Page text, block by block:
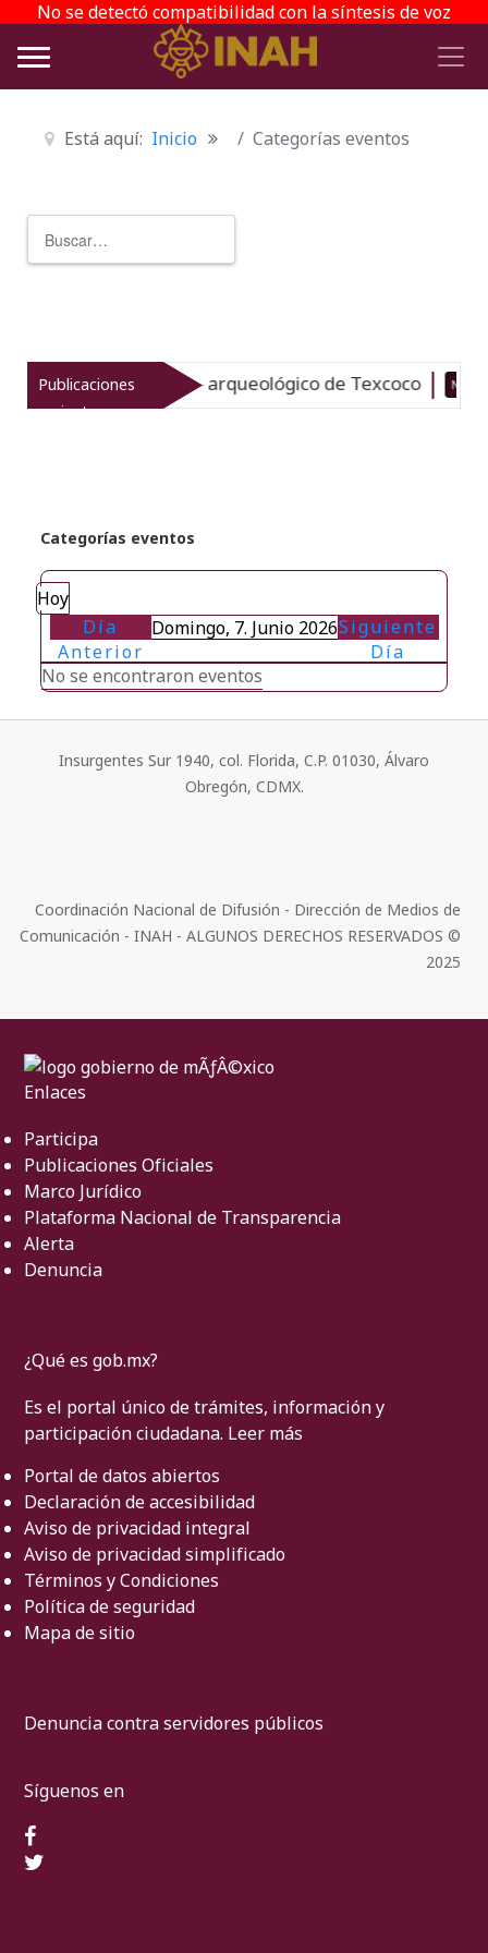
No se detectó compatibilidad con la síntesis de voz
Está aquí: Inicio Categorías eventos
Publicaciones
recientes
el patrimonio arqueológico de Texcoco Nuevo
Categorías eventos
Hoy
Día
Anterior
Domingo, 7. Junio 2026Siguiente
Día
No se encontraron eventos
Insurgentes Sur 1940, col. Florida, C.P. 01030, Álvaro
Obregón, CDMX.
Coordinación Nacional de Difusión - Dirección de Medios de
Comunicación - INAH - ALGUNOS DERECHOS RESERVADOS ©
2025
Enlaces
Participa
Publicaciones Oficiales
Marco Jurídico
Plataforma Nacional de Transparencia
Alerta
Denuncia
¿Qué es gob.mx?
Es el portal único de trámites, información y
participación ciudadana. Leer más
Portal de datos abiertos
Declaración de accesibilidad
Aviso de privacidad integral
Aviso de privacidad simplificado
Términos y Condiciones
Política de seguridad
Mapa de sitio
Denuncia contra servidores públicos
Síguenos en